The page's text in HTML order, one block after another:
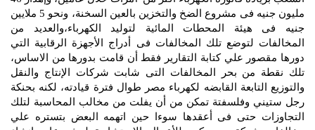
مليون جنيه فى مشروع الضخ والتخزين بالعين السخنة، ونحو 5 ملايين
جنيه فى هيئة المحطات المائية لتوليد الكهرباء،والعديد من
المخالفات لتوضع تلك المخالفات فى أدراج الأجهزة الرقابية التي
دورها مقصور علي كتابة التقارير فقط أن قامت بدورها من الاساس،
تلك نقطة من بحر المخالفات التى شابت شركات الإنتاج والنقل
والتوزيع التابعة القابضه لكهرباء مصر طوال فترة قيادته، لكنه بحنكة
رجل ستيني وفلسفتة تمكن من أن يفلت من مخالب المحاسبة لتلك
التجاوزات حتى فى أعقدها سوءا حين اتهمه البعض بتستره علي